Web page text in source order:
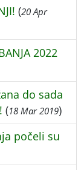
(20 Apr
2022
do sada
(18 Mar 2019)
počeli su